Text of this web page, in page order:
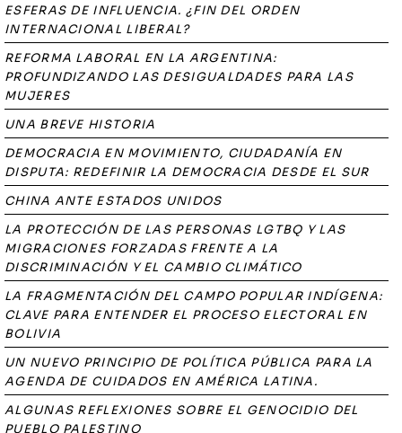
ESFERAS DE INFLUENCIA. ¿FIN DEL ORDEN
INTERNACIONAL LIBERAL?
REFORMA LABORAL EN LA ARGENTINA:
PROFUNDIZANDO LAS DESIGUALDADES PARA LAS
MUJERES
UNA BREVE HISTORIA
DEMOCRACIA EN MOVIMIENTO, CIUDADANÍA EN
DISPUTA: REDEFINIR LA DEMOCRACIA DESDE EL SUR
CHINA ANTE ESTADOS UNIDOS
LA PROTECCIÓN DE LAS PERSONAS LGTBQ Y LAS
MIGRACIONES FORZADAS FRENTE A LA
DISCRIMINACIÓN Y EL CAMBIO CLIMÁTICO
LA FRAGMENTACIÓN DEL CAMPO POPULAR INDÍGENA:
CLAVE PARA ENTENDER EL PROCESO ELECTORAL EN
BOLIVIA
UN NUEVO PRINCIPIO DE POLÍTICA PÚBLICA PARA LA
AGENDA DE CUIDADOS EN AMÉRICA LATINA.
ALGUNAS REFLEXIONES SOBRE EL GENOCIDIO DEL
PUEBLO PALESTINO